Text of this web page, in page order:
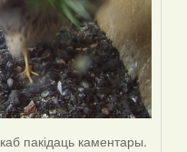
каб пакідаць каментары.